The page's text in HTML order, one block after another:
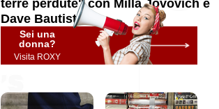
terre perdute" con Milla Jovovich e
Dave Bautista!
Sei una
donna?
Visita ROXY